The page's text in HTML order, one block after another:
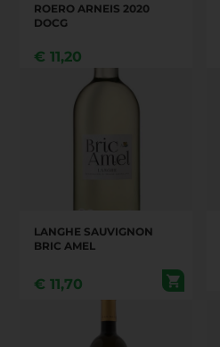
ROERO ARNEIS 2020
DOCG
€ 11,20
LANGHE SAUVIGNON
BRIC AMEL
€ 11,70